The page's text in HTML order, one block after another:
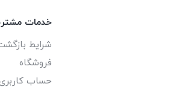
خدمات
شرایط
فروشگاه
حساب